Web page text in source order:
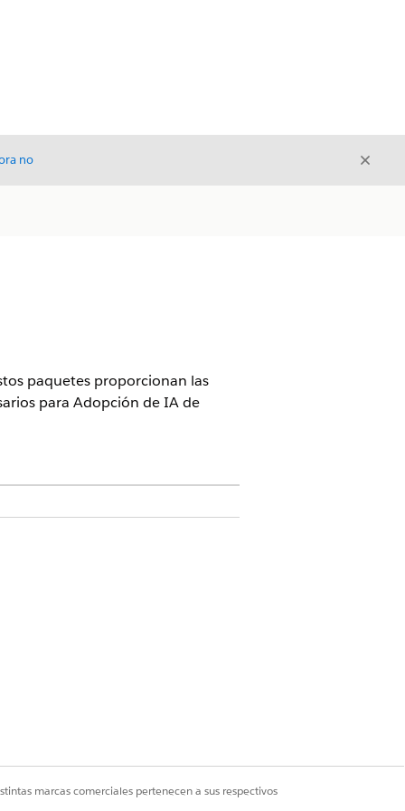
no Cerrar
paquetes proporcionan las
para Adopción de IA de
otorgue acceso a objetos de
Sí No
marcas comerciales pertenecen a sus respectivos